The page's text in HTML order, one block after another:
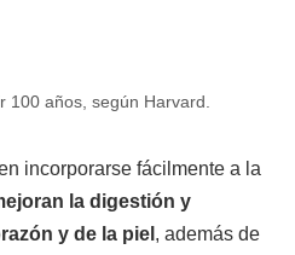
100 años, según Harvard.
incorporarse fácilmente a la
la digestión y
y de la piel , además de